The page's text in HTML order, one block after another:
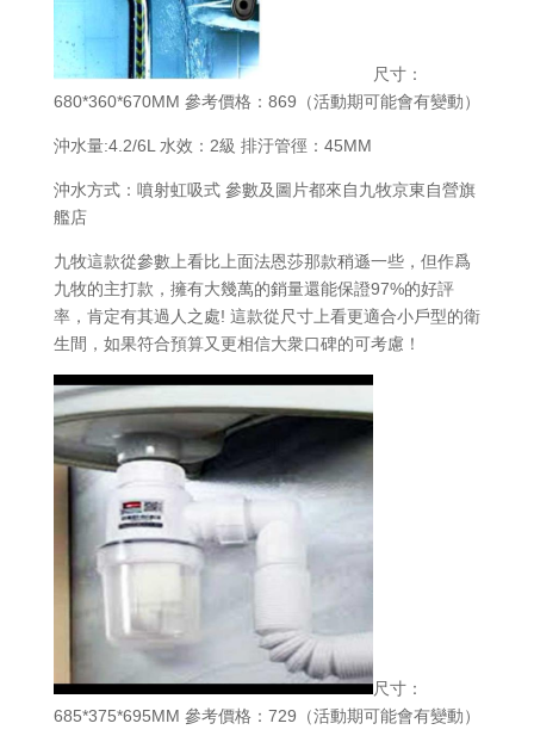
尺寸：
680*360*670MM 參考價格：869（活動期可能會有變動）
沖水量:4.2/6L 水效：2級 排汙管徑：45MM
沖水方式：噴射虹吸式 參數及圖片都來自九牧京東自營旗
艦店
九牧這款從參數上看比上面法恩莎那款稍遜一些，但作爲
九牧的主打款，擁有大幾萬的銷量還能保證97%的好評
率，肯定有其過人之處! 這款從尺寸上看更適合小戶型的衛
生間，如果符合預算又更相信大衆口碑的可考慮！
尺寸：
685*375*695MM 參考價格：729（活動期可能會有變動）